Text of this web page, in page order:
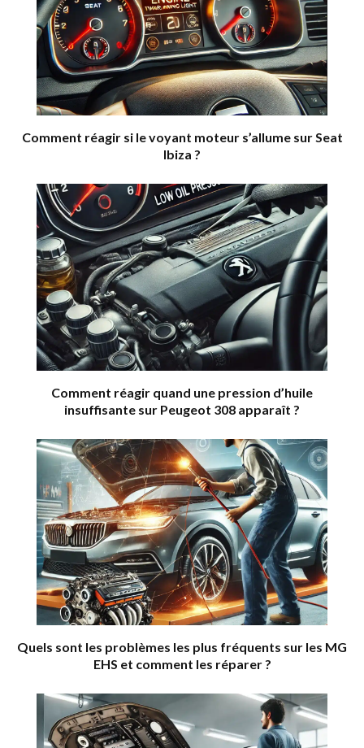
Comment réagir si le voyant moteur s’allume sur Seat
Ibiza ?
Comment réagir quand une pression d’huile
insuffisante sur Peugeot 308 apparaît ?
Quels sont les problèmes les plus fréquents sur les MG
EHS et comment les réparer ?